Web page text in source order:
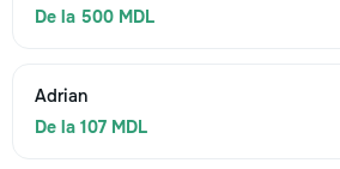
De la 500 MDL
Adrian
De la 107 MDL